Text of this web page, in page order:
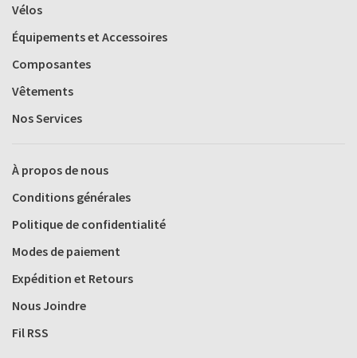
Vélos
Équipements et Accessoires
Composantes
Vêtements
Nos Services
À propos de nous
Conditions générales
Politique de confidentialité
Modes de paiement
Expédition et Retours
Nous Joindre
Fil RSS